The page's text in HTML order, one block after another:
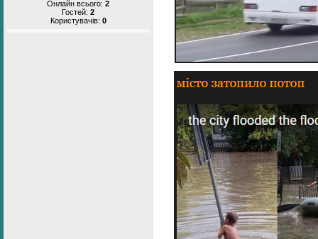
Онлайн всього: 2
Гостей: 2
Користувачів: 0